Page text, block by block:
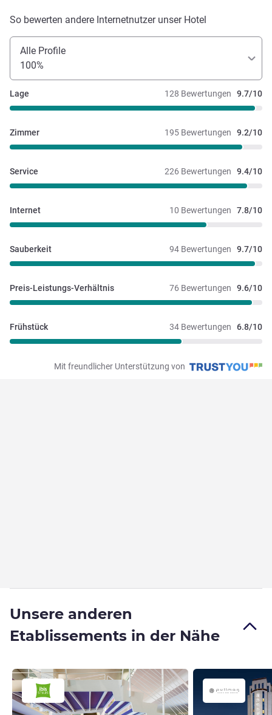
So bewerten andere Internetnutzer unser Hotel
Alle Profile
100%
128 Bewertungen 9.7/10
Lage
195 Bewertungen 9.2/10
Zimmer
226 Bewertungen 9.4/10
Service
10 Bewertungen 7.8/10
Internet
94 Bewertungen 9.7/10
Sauberkeit
76 Bewertungen 9.6/10
Preis-Leistungs-Verhältnis
34 Bewertungen 6.8/10
Frühstück
Mit freundlicher Unterstützung von
Unsere anderen
Etablissements in der Nähe